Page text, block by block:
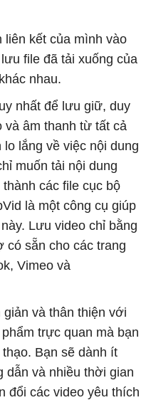
liên kết của mình vào
file đã tải xuống của
nhau.
nhất để lưu giữ, duy
âm thanh từ tất cả
lắng về việc nội dung
muốn tải nội dung
các file cục bộ
là một công cụ giúp
Lưu video chỉ bằng
có sẵn cho các trang
Vimeo và
và thân thiện với
trực quan mà bạn
Bạn sẽ dành ít
và nhiều thời gian
đổi các video yêu thích